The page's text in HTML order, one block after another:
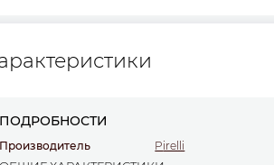
ПОДРОБНОСТИ
Производитель Pirelli